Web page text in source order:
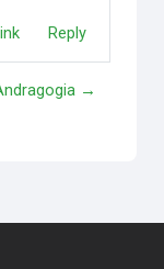
Reply
→